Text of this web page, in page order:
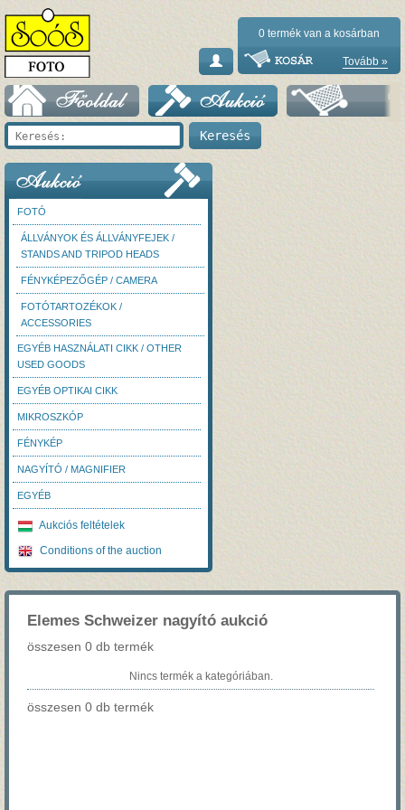
0 termék van a kosárban
Tovább »
FOTÓ
ÁLLVÁNYOK ÉS ÁLLVÁNYFEJEK /
STANDS AND TRIPOD HEADS
FÉNYKÉPEZŐGÉP / CAMERA
FOTÓTARTOZÉKOK /
ACCESSORIES
EGYÉB HASZNÁLATI CIKK / OTHER
USED GOODS
EGYÉB OPTIKAI CIKK
MIKROSZKÓP
FÉNYKÉP
NAGYÍTÓ / MAGNIFIER
EGYÉB
Aukciós feltételek
Conditions of the auction
Elemes Schweizer nagyító aukció
összesen 0 db termék
Nincs termék a kategóriában.
összesen 0 db termék